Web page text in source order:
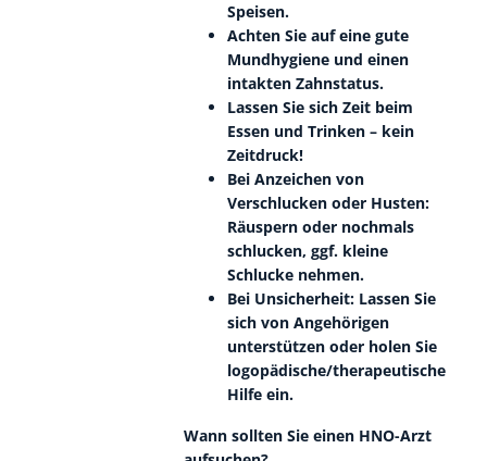
Speisen.
Achten Sie auf eine gute
Mundhygiene und einen
intakten Zahnstatus.
Lassen Sie sich Zeit beim
Essen und Trinken – kein
Zeitdruck!
Bei Anzeichen von
Verschlucken oder Husten:
Räuspern oder nochmals
schlucken, ggf. kleine
Schlucke nehmen.
Bei Unsicherheit: Lassen Sie
sich von Angehörigen
unterstützen oder holen Sie
logopädische/therapeutische
Hilfe ein.
Wann sollten Sie einen HNO-Arzt